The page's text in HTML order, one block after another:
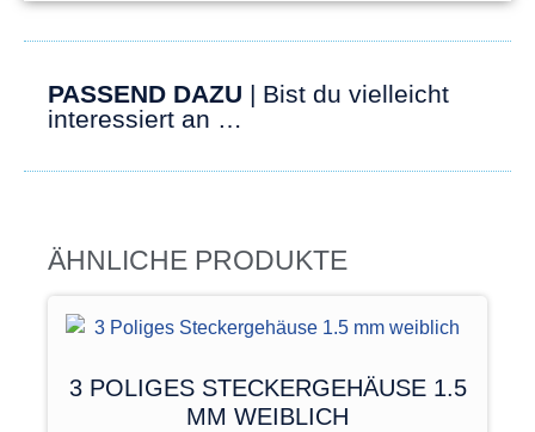
PASSEND DAZU | Bist du vielleicht
interessiert an …
ÄHNLICHE PRODUKTE
3 POLIGES STECKERGEHÄUSE 1.5
MM WEIBLICH